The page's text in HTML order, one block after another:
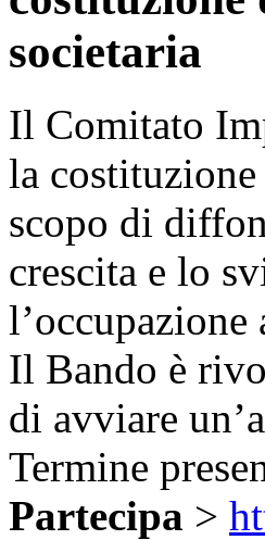
societaria
Il Comitato
la
scopo di
crescita e lo
Il Bando è
di avviare
Termine
Partecipa >